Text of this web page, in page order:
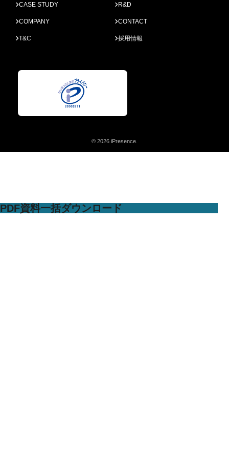
CASE STUDY R&D
COMPANY CONTACT
T&C 採用情報
© 2026 iPresence.
PDF資料一括ダウンロード